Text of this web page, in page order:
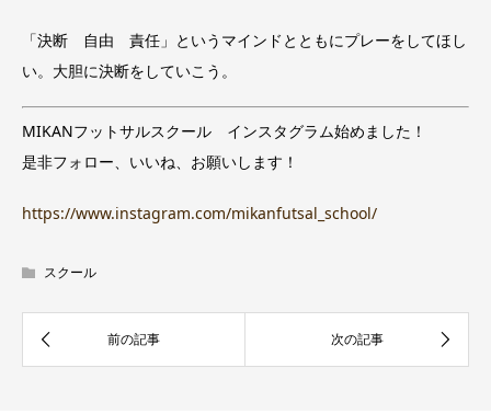
「決断 自由 責任」というマインドとともにプレーをしてほし
い。大胆に決断をしていこう。
MIKANフットサルスクール インスタグラム始めました！
是非フォロー、いいね、お願いします！
https://www.instagram.com/mikanfutsal_school/
スクール